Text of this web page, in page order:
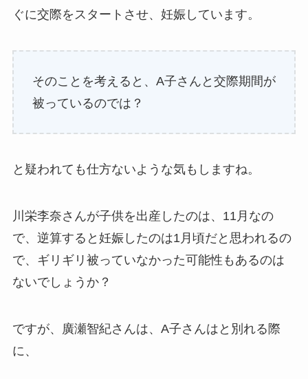
ぐに交際をスタートさせ、妊娠しています。
そのことを考えると、A子さんと交際期間が
被っているのでは？
と疑われても仕方ないような気もしますね。
川栄李奈さんが子供を出産したのは、11月なの
で、逆算すると妊娠したのは1月頃だと思われるの
で、ギリギリ被っていなかった可能性もあるのは
ないでしょうか？
ですが、廣瀬智紀さんは、A子さんはと別れる際
に、